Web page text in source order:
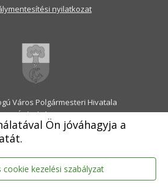
Ön jóváhagyja a
cookie kezelési szabályzat
Város Polgármesteri Hivatala
Érd, Alsó utca 1.
2031 Érd, Pf.: 31
onkormanyzat@erd.hu
06-23-522-300
06-23-522-301
Kapu: ERDPH
nyilatkozat